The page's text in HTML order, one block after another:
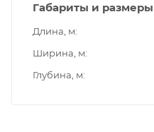
Габариты и размеры
Длина, м
Ширина, м
Глубина, м